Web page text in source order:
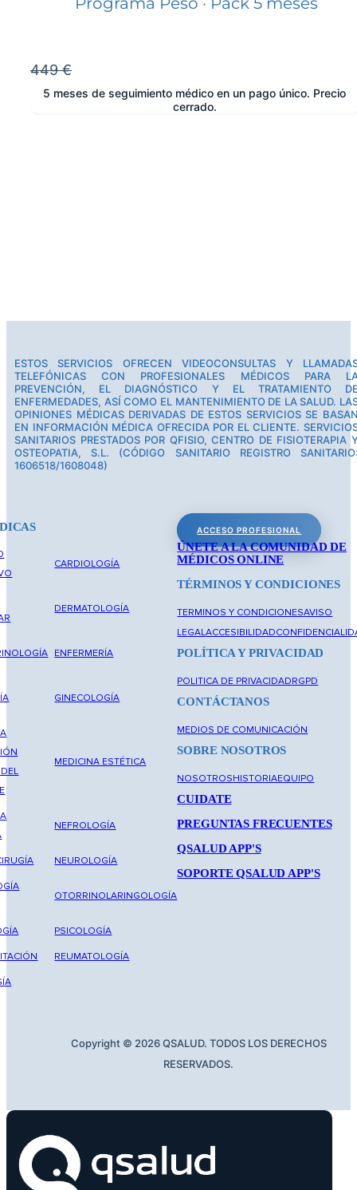
449 €
5 meses de seguimiento médico en un pago único. Precio
cerrado.
ESTOS SERVICIOS OFRECEN VIDEOCONSULTAS Y
TELEFÓNICAS CON PROFESIONALES MÉDICOS PARA
PREVENCIÓN, EL DIAGNÓSTICO Y EL TRATAMIENTO
ENFERMEDADES, ASÍ COMO EL MANTENIMIENTO DE LA SALUD.
OPINIONES MÉDICAS DERIVADAS DE ESTOS SERVICIOS SE
EN INFORMACIÓN MÉDICA OFRECIDA POR EL CLIENTE.
SANITARIOS PRESTADOS POR QFISIO, CENTRO DE FISIOTERAPIA
OSTEOPATIA, S.L. (CÓDIGO SANITARIO REGISTRO
1606518/1608048)
CARDIOLOGÍA
DERMATOLOGÍA
ENFERMERÍA
GINECOLOGÍA
MEDICINA ESTÉTICA
NEFROLOGÍA
NEUROLOGÍA
OTORRINOLARINGOLOGÍA
PSICOLOGÍA
REUMATOLOGÍA
ACCESO PROFESIONAL
ÚNETE A LA COMUNIDAD DE
MÉDICOS ONLINE
TÉRMINOS Y CONDICIONES
TERMINOS Y CONDICIONESAVISO
LEGALACCESIBILIDAD
POLÍTICA Y PRIVACIDAD
POLITICA DE PRIVACIDADRGPD
CONTÁCTANOS
MEDIOS DE COMUNICACIÓN
SOBRE NOSOTROS
NOSOTROSHISTORIAEQUIPO
CUIDATE
PREGUNTAS FRECUENTES
QSALUD APP'S
SOPORTE QSALUD APP'S
Copyright © 2026 QSALUD. TODOS LOS DERECHOS
RESERVADOS.